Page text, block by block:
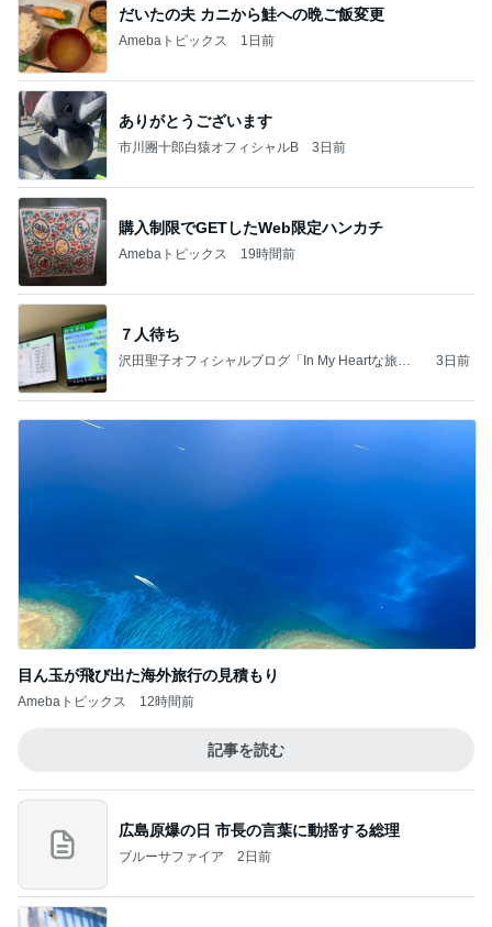
だいたの夫 カニから鮭への晩ご飯変更
Amebaトピックス 1日前
ありがとうございます
市川團十郎白猿オフィシャルB 3日前
購入制限でGETしたWeb限定ハンカチ
Amebaトピックス 19時間前
７人待ち
沢田聖子オフィシャルブログ「In My Heartな旅日
3日前
目ん玉が飛び出た海外旅行の見積もり
Amebaトピックス 12時間前
記事を読む
広島原爆の日 市長の言葉に動揺する総理
ブルーサファイア 2日前